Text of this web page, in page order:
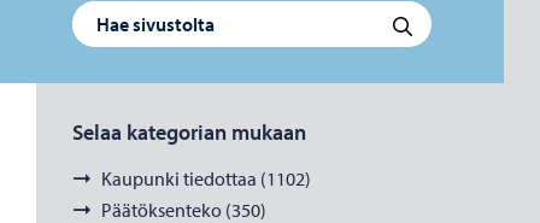
Haku: Hae
Selaa kategorian mukaan
Kaupunki tiedottaa (1102)
Päätöksenteko (350)